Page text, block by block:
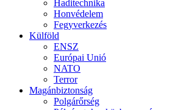
Haditechnika
Honvédelem
Fegyverkezés
Külföld
ENSZ
Európai Unió
NATO
Terror
Magánbiztonság
Polgárőrség